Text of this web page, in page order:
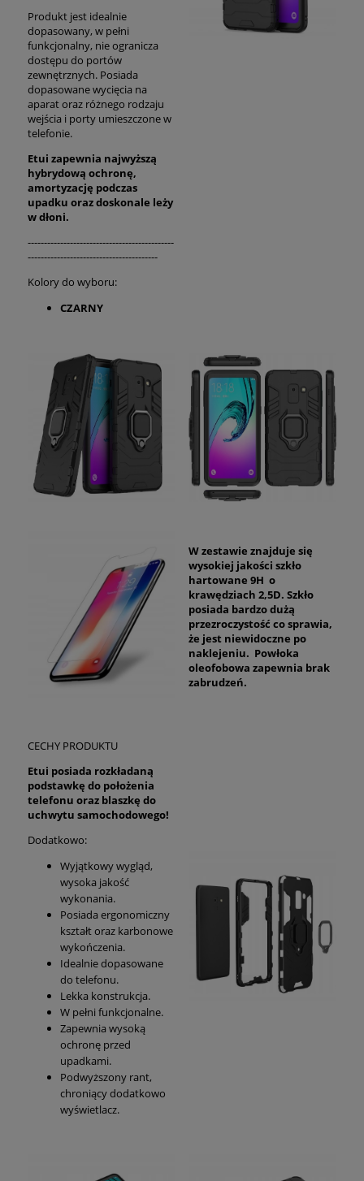
Produkt jest idealnie
dopasowany, w pełni
funkcjonalny, nie ogranicza
dostępu do portów
zewnętrznych. Posiada
dopasowane wycięcia na
aparat oraz różnego rodzaju
wejścia i porty umieszczone w
telefonie.
Etui zapewnia najwyższą
hybrydową ochronę,
amortyzację podczas
upadku orazdoskonale leży
w dłoni.
---------------------------------------------
----------------------------------------
Kolory do wyboru:
CZARNY
W zestawie znajduje się
wysokiej jakości szkło
hartowane 9H o
krawędziach 2,5D. Szkło
posiada bardzo dużą
przezroczystość co sprawia,
że jest niewidoczne po
naklejeniu. Powłoka
oleofobowa zapewnia brak
zabrudzeń.
CECHY PRODUKTU
Etui posiada rozkładaną
podstawkę do położenia
telefonu oraz blaszkę do
uchwytu samochodowego!
Dodatkowo:
Wyjątkowy wygląd,
wysoka jakość
wykonania.
Posiada ergonomiczny
kształt oraz karbonowe
wykończenia.
Idealnie dopasowane
do telefonu.
Lekka konstrukcja.
W pełni funkcjonalne.
Zapewnia wysoką
ochronę przed
upadkami.
Podwyższony rant,
chroniący dodatkowo
wyświetlacz.